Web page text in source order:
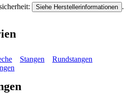
Siehe Herstellerinformationen .
Stangen
Rundstangen